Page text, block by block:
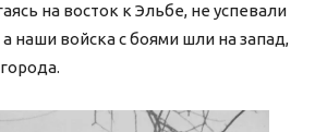
на восток к Эльбе, не успевали
наши войска с боями шли на запад,